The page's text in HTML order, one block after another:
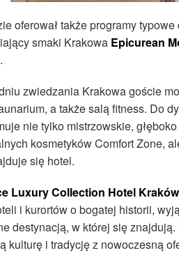
oferował także programy
smaki Krakowa Epicurean
zwiedzania Krakowa goście
a także salą fitness. Do
nie tylko mistrzowskie,
kosmetyków Comfort Zone,
się hotel.
Luxury Collection Hotel Kraków
i kurortów o bogatej historii,
destynacją, w której się
kulturę i tradycję z nowoczesną